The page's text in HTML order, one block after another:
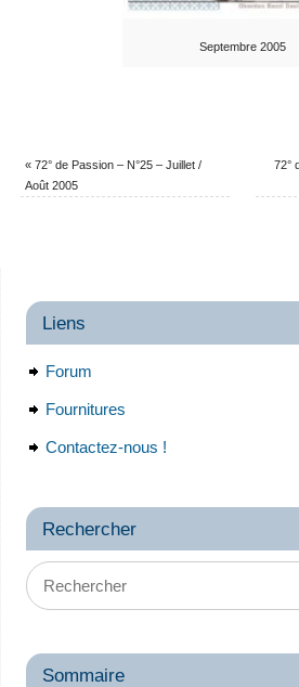
Septembre 2005
«72° de Passion – N°25 – Juillet /
Août 2005
72°
Liens
Forum
Fournitures
Contactez-nous !
Rechercher
Sommaire